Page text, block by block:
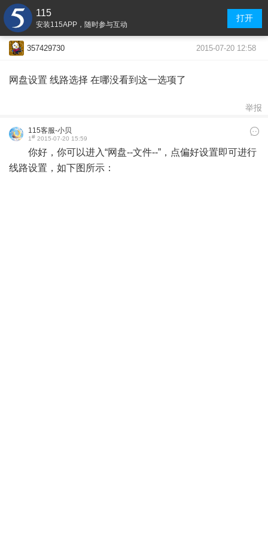
115
安装115APP，随时参与互动
打开
357429730 2015-07-20 12:58
网盘设置 线路选择 在哪没看到这一选项了
举报
115客服-小贝
1# 2015-07-20 15:59
你好，你可以进入“网盘--文件--”，点偏好设置即可进行
线路设置，如下图所示：